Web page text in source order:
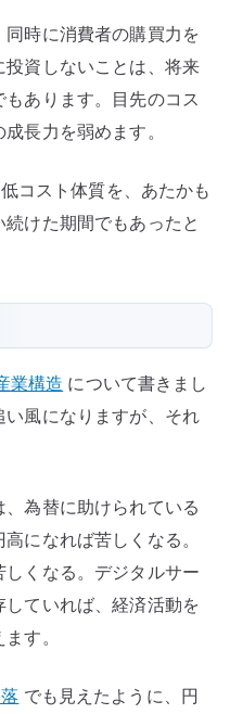
時に消費者の購買力を
資しないことは、将来
あります。目先のコス
長力を弱めます。
コスト体質を、あたかも
けた期間でもあったと
業構造 について書きまし
風になりますが、それ
為替に助けられている
になれば苦しくなる。
くなる。デジタルサー
ていれば、経済活動を
す。
でも見えたように、円